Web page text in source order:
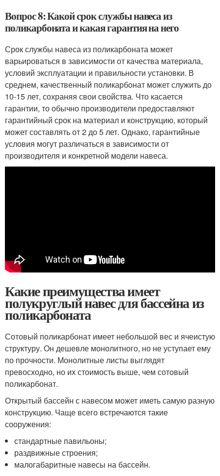
Вопрос 8: Какой срок службы навеса из
поликарбоната и какая гарантия на него
Срок службы навеса из поликарбоната может
варьироваться в зависимости от качества материала,
условий эксплуатации и правильности установки. В
среднем, качественный поликарбонат может служить до
10-15 лет, сохраняя свои свойства. Что касается
гарантии, то обычно производители предоставляют
гарантийный срок на материал и конструкцию, который
может составлять от 2 до 5 лет. Однако, гарантийные
условия могут различаться в зависимости от
производителя и конкретной модели навеса.
Какие преимущества имеет
полукруглый навес для бассейна из
поликарбоната
Сотовый поликарбонат имеет небольшой вес и ячеистую
структуру. Он дешевле монолитного, но не уступает ему
по прочности. Монолитные листы выглядят
превосходно, но их стоимость выше, чем сотовый
поликарбонат.
Открытый бассейн с навесом может иметь самую разную
конструкцию. Чаще всего встречаются такие
сооружения:
стандартные павильоны;
раздвижные строения;
малогабаритные навесы на бассейн.